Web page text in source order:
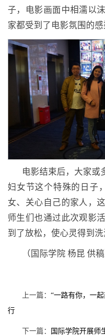
子，电影画面中相濡以
家都受到了电影氛围的感
电影结束后，大家或
妇女节这个特殊的日子
女、关心自己的家人，
师生们也通过此次观影
到了放松，使心灵得到洗
（国际学院 杨昆 供稿
上一篇： “一路有你，一
行
下一篇： 国际学院开展师